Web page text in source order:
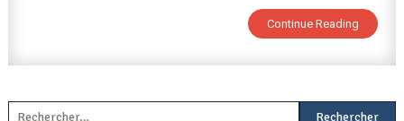
Production
D’objets
Continue Reading
Rechercher :